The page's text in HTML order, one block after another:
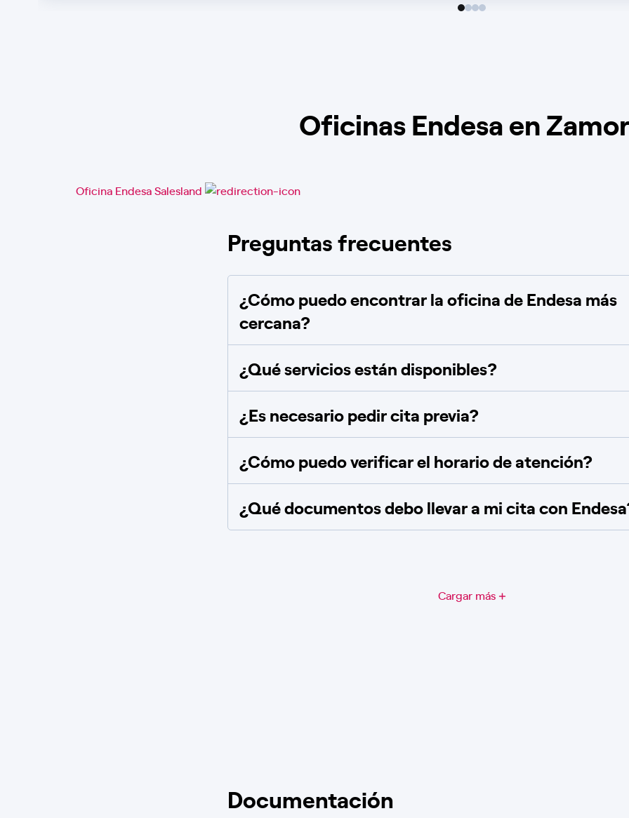
Oficinas Endesa en
Oficina Endesa Salesland
Preguntas frecuentes
¿Cómo puedo encontrar la oficina de Endesa más
cercana?
¿Qué servicios están disponibles?
¿Es necesario pedir cita previa?
¿Cómo puedo verificar el horario de atención?
¿Qué documentos debo llevar a mi cita con
Cargar más
Documentación